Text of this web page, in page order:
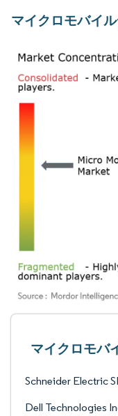
マイクロモバイ
マイクロモバ
Schneider Electric
Dell Technologies